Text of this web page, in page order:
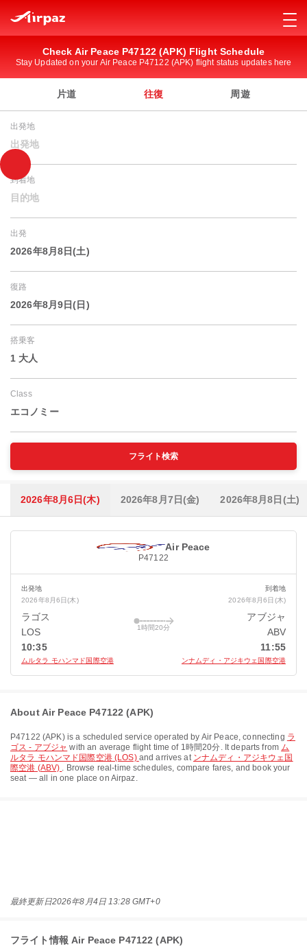
Check Air Peace P47122 (APK) Flight Schedule
Stay Updated on your Air Peace P47122 (APK) flight status updates here
片道 往復 周遊
出発地
出発地
到着地
目的地
出発
2026年8月8日(土)
復路
2026年8月9日(日)
搭乗客
1 大人
Class
エコノミー
フライト検索
2026年8月6日(木) 2026年8月7日(金) 2026年8月8日(土)
Air Peace
P47122
出発地
2026年8月6日(木)
ラゴス
LOS
10:35
ムルタラ モハンマド国際空港
1時間20分
到着地
2026年8月6日(木)
アブジャ
ABV
11:55
ンナムディ・アジキウェ国際空港
About Air Peace P47122 (APK)
P47122 (APK) is a scheduled service operated by Air Peace, connecting ラ
ゴス - アブジャ with an average flight time of 1時間20分. It departs fromム
ルタラ モハンマド国際空港 (LOS) and arrives at ンナムディ・アジキウェ国
際空港 (ABV) . Browse real-time schedules, compare fares, and book your
seat — all in one place on Airpaz.
最終更新日2026年8月4日 13:28 GMT+0
フライト情報 Air Peace P47122 (APK)